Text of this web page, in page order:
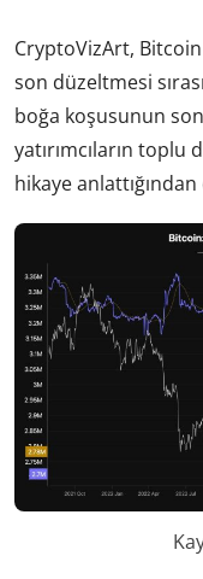
CryptoVizArt,
son düzeltmesi
boğa koşusunun
yatırımcıların toplu
hikaye